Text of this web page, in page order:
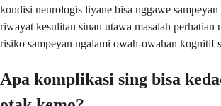
kondisi neurologis liyane bisa nggawe
riwayat kesulitan sinau utawa masalah perhatian
risiko sampeyan ngalami owah-owahan kognitif
Apa komplikasi sing bisa